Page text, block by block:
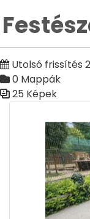
Utolsó frissítés
0 Mappák
25 Képek